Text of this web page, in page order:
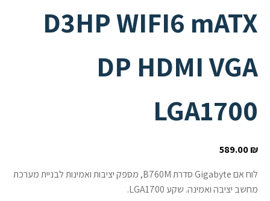
D3HP WIFI6 mATX
DP HDMI VGA
LGA1700
589.00₪
לוח אם Gigabyte סדרת B760M, מספק יציבות ואמינות לבניית מערכת
מחשב יציבה ואמינה. שקע LGA1700.